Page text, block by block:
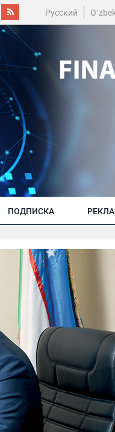
Русский
ПОДПИСКА